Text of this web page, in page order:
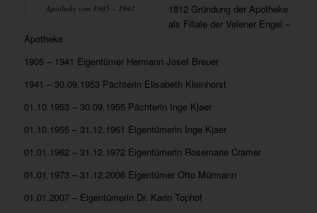
Apotheke von 1905 – 1941
1812 Gründung der Apotheke
als Filiale der Velener Engel –
Apotheke
1905 – 1941 Eigentümer Hermann Josef Breuer
1941 – 30.09.1953 Pächterin Elisabeth Kleinhorst
01.10.1953 – 30.09.1955 Pächterin Inge Kjaer
01.10.1955 – 31.12.1961 Eigentümerin Inge Kjaer
01.01.1962 – 31.12.1972 Eigentümerin Rosemarie Cramer
01.01.1973 – 31.12.2006 Eigentümer Otto Mürmann
01.01.2007 – Eigentümerin Dr. Karin Tophof